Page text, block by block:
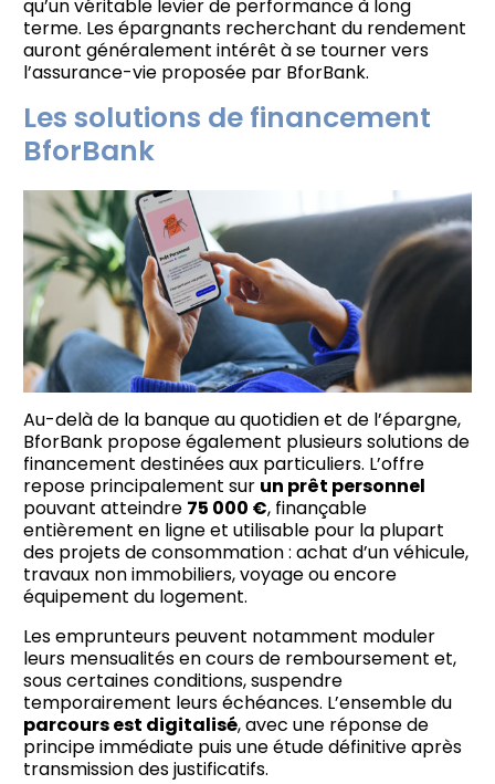
qu’un véritable levier de performance à long
terme. Les épargnants recherchant du rendement
auront généralement intérêt à se tourner vers
l’assurance-vie proposée par BforBank.
Les solutions de financement
BforBank
Au-delà de la banque au quotidien et de l’épargne,
BforBank propose également plusieurs solutions de
financement destinées aux particuliers. L’offre
repose principalement sur un prêt personnel
pouvant atteindre 75 000 €, finançable
entièrement en ligne et utilisable pour la plupart
des projets de consommation : achat d’un véhicule,
travaux non immobiliers, voyage ou encore
équipement du logement.
Les emprunteurs peuvent notamment moduler
leurs mensualités en cours de remboursement et,
sous certaines conditions, suspendre
temporairement leurs échéances. L’ensemble du
parcours est digitalisé, avec une réponse de
principe immédiate puis une étude définitive après
transmission des justificatifs.